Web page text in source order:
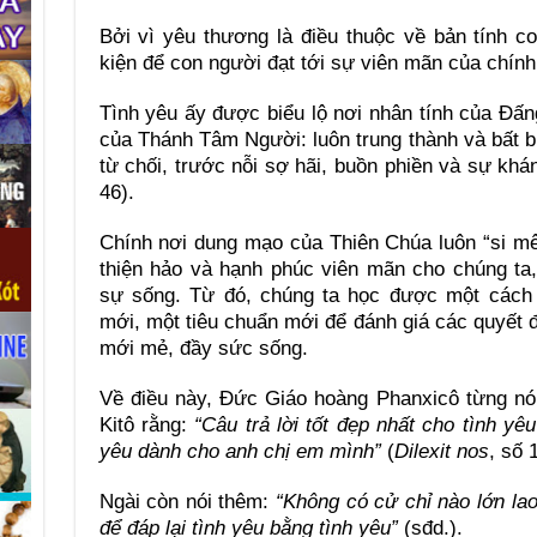
Bởi vì yêu thương là điều thuộc về bản tính
kiện để con người đạt tới sự viên mãn của
Tình yêu ấy được biểu lộ nơi nhân tính của
của Thánh Tâm Người: luôn trung thành và bất
từ chối, trước nỗi sợ hãi, buồn phiền và sự
46).
Chính nơi dung mạo của Thiên Chúa luôn “si
thiện hảo và hạnh phúc viên mãn cho chúng
sự sống. Từ đó, chúng ta học được một
mới, một tiêu chuẩn mới để đánh giá các quyết
mới mẻ, đầy sức sống.
Về điều này, Đức Giáo hoàng Phanxicô từng
Kitô rằng: “Câu trả lời tốt đẹp nhất cho tình
yêu dành cho anh chị em mình”(Dilexit nos, số
Ngài còn nói thêm: “Không có cử chỉ nào lớn
để đáp lại tình yêu bằng tình yêu”(sđd.).